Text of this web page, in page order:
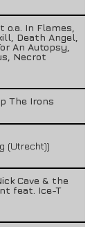
In Flames,
Death Angel,
An Autopsy,
Necrot
The Irons
(Utrecht))
Cave & the
feat. Ice-T